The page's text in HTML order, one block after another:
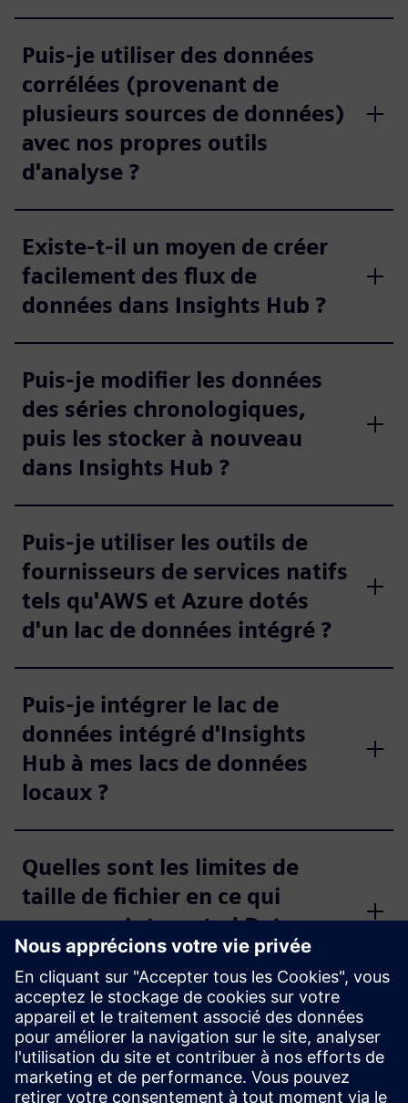
Puis-je utiliser des données
corrélées (provenant de
plusieurs sources de données)
avec nos propres outils
d'analyse ?
Existe-t-il un moyen de créer
facilement des flux de
données dans Insights Hub ?
Puis-je modifier les données
des séries chronologiques,
puis les stocker à nouveau
dans Insights Hub ?
Puis-je utiliser les outils de
fournisseurs de services natifs
tels qu'AWS et Azure dotés
d'un lac de données intégré ?
Puis-je intégrer le lac de
données intégré d'Insights
Hub à mes lacs de données
locaux ?
Quelles sont les limites de
taille de fichier en ce qui
concerne Integrated Data
Lake ?
Puis-je transférer les données
de mes séries chronologiques
vers l'Integrated Data Lake ?